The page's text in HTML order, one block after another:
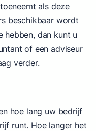
als deze
beschikbaar wordt
hebben, dan kunt u
of een adviseur
verder.
hoe lang uw bedrijf
runt. Hoe langer het